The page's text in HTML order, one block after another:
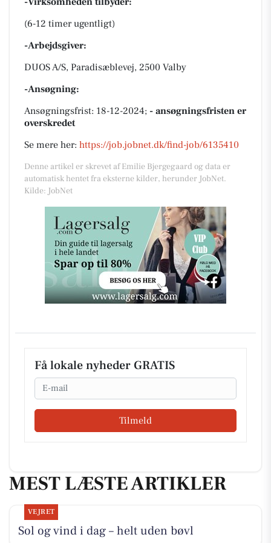
(6-12 timer ugentligt)
-Arbejdsgiver:
DUOS A/S, Paradisæblevej, 2500 Valby
-Ansøgning:
Ansøgningsfrist: 18-12-2024; - ansøgningsfristen er
overskredet
Se mere her: https://job.jobnet.dk/find-job/6135410
Denne artikel er skrevet af Emilie Bjergegaard og data er
automatisk hentet fra eksterne kilder, herunder JobNet.
Kilde: JobNet
Få lokale nyheder GRATIS
Email
Tilmeld
MEST LÆSTE ARTIKLER
VEJRET
Sol og vind i dag – helt uden bøvl